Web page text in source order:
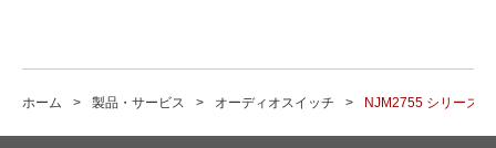
ホーム 製品・サービス オーディオスイッチ NJM2755 シリーズ